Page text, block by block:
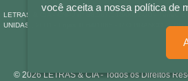
LETRAS & CIA - CNPJ n° 88.587.548/0001-20 - Térreo
UNIDAS , 2001 - Lojas 1064/1065 - RIO BRANCO - -
© 2026 LETRAS & CIA - Todos os Direitos
você aceita a nossa política de